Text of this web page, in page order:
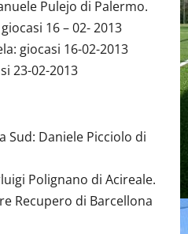
Pulejo di Palermo.
16 – 02- 2013
giocasi 16-02-2013
23-02-2013
Sud: Daniele Picciolo di
Polignano di Acireale.
Recupero di Barcellona